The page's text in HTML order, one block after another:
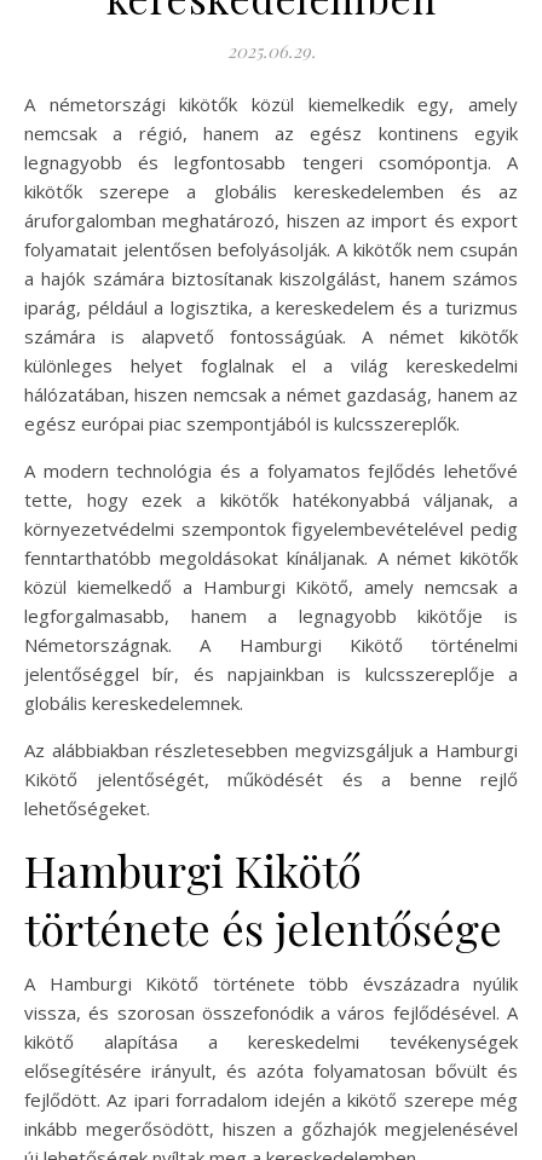
2025.06.29.
A németországi kikötők közül kiemelkedik egy, amely
nemcsak a régió, hanem az egész kontinens egyik
legnagyobb és legfontosabb tengeri csomópontja. A
kikötők szerepe a globális kereskedelemben és az
áruforgalomban meghatározó, hiszen az import és export
folyamatait jelentősen befolyásolják. A kikötők nem csupán
a hajók számára biztosítanak kiszolgálást, hanem számos
iparág, például a logisztika, a kereskedelem és a turizmus
számára is alapvető fontosságúak. A német kikötők
különleges helyet foglalnak el a világ kereskedelmi
hálózatában, hiszen nemcsak a német gazdaság, hanem az
egész európai piac szempontjából is kulcsszereplők.
A modern technológia és a folyamatos fejlődés lehetővé
tette, hogy ezek a kikötők hatékonyabbá váljanak, a
környezetvédelmi szempontok figyelembevételével pedig
fenntarthatóbb megoldásokat kínáljanak. A német kikötők
közül kiemelkedő a Hamburgi Kikötő, amely nemcsak a
legforgalmasabb, hanem a legnagyobb kikötője is
Németországnak. A Hamburgi Kikötő történelmi
jelentőséggel bír, és napjainkban is kulcsszereplője a
globális kereskedelemnek.
Az alábbiakban részletesebben megvizsgáljuk a Hamburgi
Kikötő jelentőségét, működését és a benne rejlő
lehetőségeket.
Hamburgi Kikötő
története és jelentősége
A Hamburgi Kikötő története több évszázadra nyúlik
vissza, és szorosan összefonódik a város fejlődésével. A
kikötő alapítása a kereskedelmi tevékenységek
elősegítésére irányult, és azóta folyamatosan bővült és
fejlődött. Az ipari forradalom idején a kikötő szerepe még
inkább megerősödött, hiszen a gőzhajók megjelenésével